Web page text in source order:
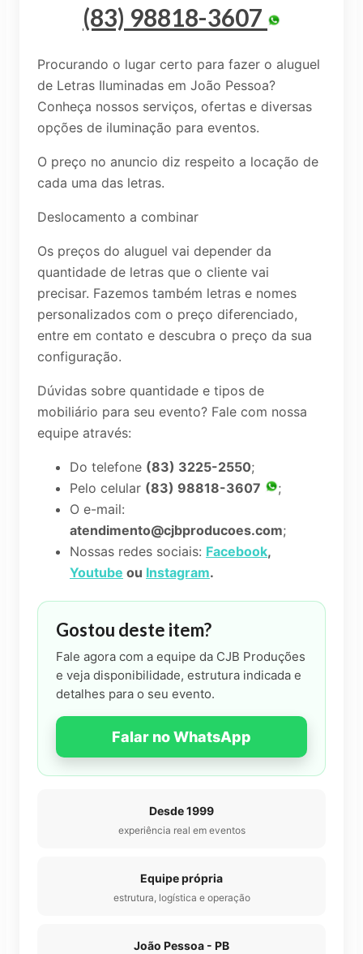
(83) 98818-3607
Procurando o lugar certo para fazer o aluguel
de Letras Iluminadas em João Pessoa?
Conheça nossos serviços, ofertas e diversas
opções de iluminação para eventos.
O preço no anuncio diz respeito a locação de
cada uma das letras.
Deslocamento a combinar
Os preços do aluguel vai depender da
quantidade de letras que o cliente vai
precisar. Fazemos também letras e nomes
personalizados com o preço diferenciado,
entre em contato e descubra o preço da sua
configuração.
Dúvidas sobre quantidade e tipos de
mobiliário para seu evento? Fale com nossa
equipe através:
Do telefone (83) 3225-2550;
Pelo celular (83) 98818-3607
;
O e-mail:
atendimento@cjbproducoes.com;
Nossas redes sociais: Facebook,
Youtube ou Instagram.
Gostou deste item?
Fale agora com a equipe da CJB Produções
e veja disponibilidade, estrutura indicada e
detalhes para o seu evento.
Falar no WhatsApp
Desde 1999
experiência real em eventos
Equipe própria
estrutura, logística e operação
João Pessoa - PB